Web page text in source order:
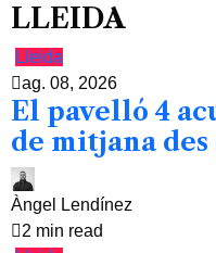
LLEIDA
Lleida
ag. 08, 2026
El pavelló 4
de mitjana
Àngel Lendínez
2 min read